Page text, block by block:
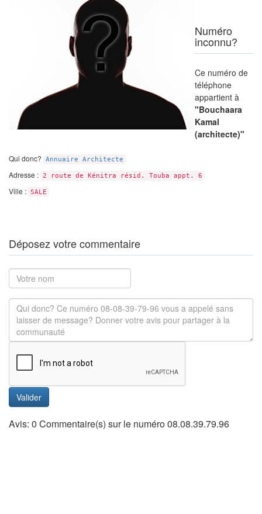
Numéro
inconnu?
Ce numéro de
téléphone
appartient à
"Bouchaara
Kamal
(architecte)"
Qui donc? Annuaire Architecte
Adresse : 2 route de Kénitra résid. Touba appt. 6
Ville : SALE
Déposez votre commentaire
Valider
Avis: 0 Commentaire(s) sur le numéro 08.08.39.79.96